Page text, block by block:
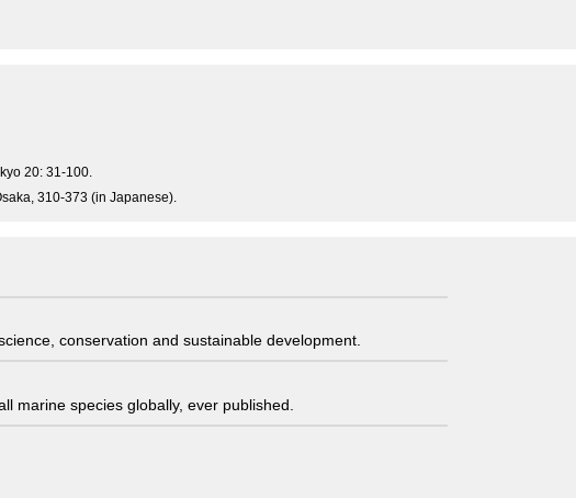
20: 31-100.
310-373 (in Japanese).
conservation and sustainable development.
marine species globally, ever published.